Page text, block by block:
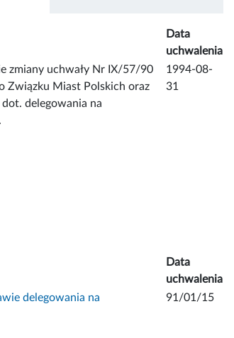
Data
uchwalenia
zmiany uchwały Nr IX/57/90
Związku Miast Polskich oraz
delegowania na
1994-08-
31
Data
uchwalenia
delegowania na
91/01/15